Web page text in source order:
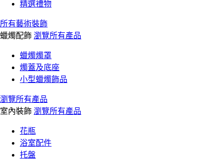
精選禮物
所有藝術裝飾
蠟燭配飾 瀏覽所有產品
蠟燭燭罩
燭蓋及底座
小型蠟燭飾品
瀏覽所有產品
室內裝飾 瀏覽所有產品
花瓶
浴室配件
托盤